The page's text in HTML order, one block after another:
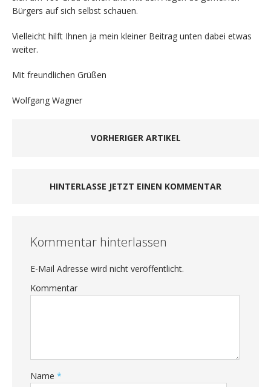
Bürgers auf sich selbst schauen.
Vielleicht hilft Ihnen ja mein kleiner Beitrag unten dabei etwas
weiter.
Mit freundlichen Grüßen
Wolfgang Wagner
VORHERIGER ARTIKEL
HINTERLASSE JETZT EINEN KOMMENTAR
Kommentar hinterlassen
E-Mail Adresse wird nicht veröffentlicht.
Kommentar
Name *